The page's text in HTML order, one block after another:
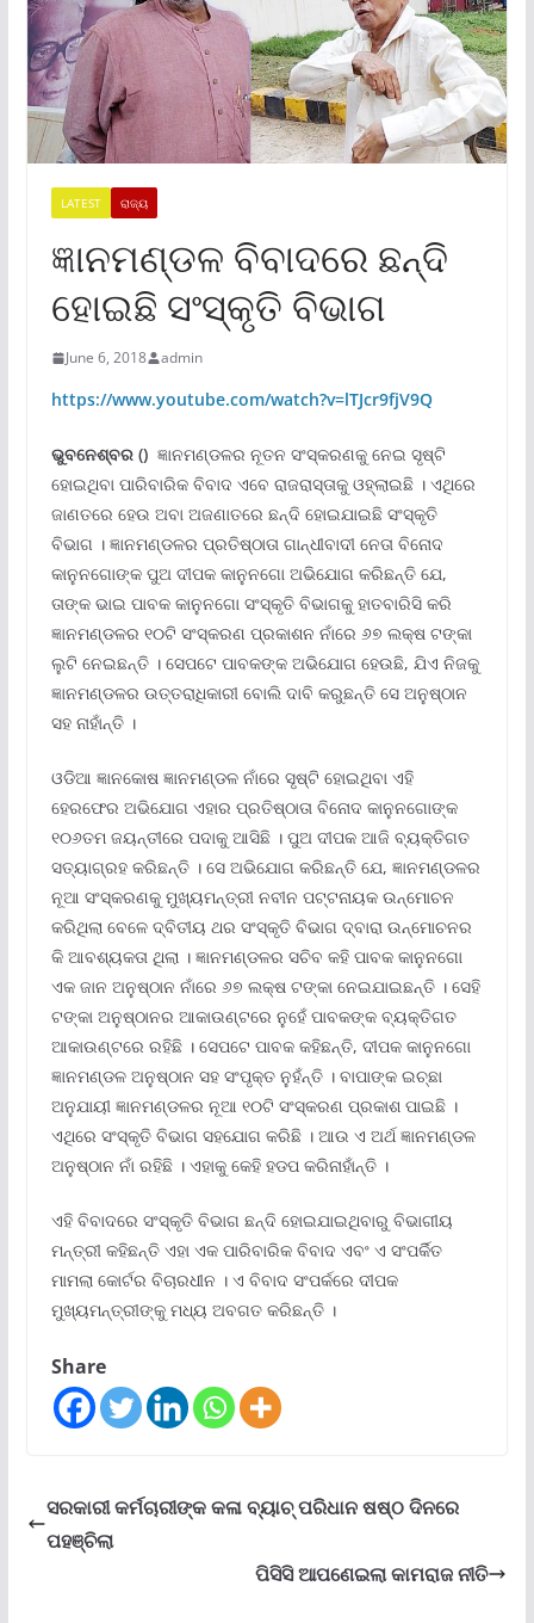
LATEST ରାଜ୍ୟ
ଜ୍ଞାନମଣ୍ଡଳ ବିବାଦରେ ଛନ୍ଦି
ହୋଇଛି ସଂସ୍କୃତି ବିଭାଗ
June 6, 2018 admin
https://www.youtube.com/watch?v=lTJcr9fjV9Q
ଭୁବନେଶ୍ବର () ଜ୍ଞାନମଣ୍ଡଳର ନୂତନ ସଂସ୍କରଣକୁ ନେଇ ସୃଷ୍ଟି
ହୋଇଥିବା ପାରିବାରିକ ବିବାଦ ଏବେ ରାଜରାସ୍ତାକୁ ଓହ୍ଲାଇଛି । ଏଥିରେ
ଜାଣତରେ ହେଉ ଅବା ଅଜଣାତରେ ଛନ୍ଦି ହୋଇଯାଇଛି ସଂସ୍କୃତି
ବିଭାଗ । ଜ୍ଞାନମଣ୍ଡଳର ପ୍ରତିଷ୍ଠାତା ଗାନ୍ଧୀବାଦୀ ନେତା ବିନୋଦ
କାନୁନଗୋଙ୍କ ପୁଅ ଦୀପକ କାନୁନଗୋ ଅଭିଯୋଗ କରିଛନ୍ତି ଯେ,
ତାଙ୍କ ଭାଇ ପାବକ କାନୁନଗୋ ସଂସ୍କୃତି ବିଭାଗକୁ ହାତବାରିସି କରି
ଜ୍ଞାନମଣ୍ଡଳର ୧୦ଟି ସଂସ୍କରଣ ପ୍ରକାଶନ ନାଁରେ ୬୭ ଲକ୍ଷ ଟଙ୍କା
ଲୁଟି ନେଇଛନ୍ତି । ସେପଟେ ପାବକଙ୍କ ଅଭିଯୋଗ ହେଉଛି, ଯିଏ ନିଜକୁ
ଜ୍ଞାନମଣ୍ଡଳର ଉତ୍ତରାଧିକାରୀ ବୋଲି ଦାବି କରୁଛନ୍ତି ସେ ଅନୁଷ୍ଠାନ
ସହ ନାହାଁନ୍ତି ।
ଓଡିଆ ଜ୍ଞାନକୋଷ ଜ୍ଞାନମଣ୍ଡଳ ନାଁରେ ସୃଷ୍ଟି ହୋଇଥିବା ଏହି
ହେରଫେର ଅଭିଯୋଗ ଏହାର ପ୍ରତିଷ୍ଠାତା ବିନୋଦ କାନୁନଗୋଙ୍କ
୧୦୬ତମ ଜୟନ୍ତୀରେ ପଦାକୁ ଆସିଛି । ପୁଅ ଦୀପକ ଆଜି ବ୍ୟକ୍ତିଗତ
ସତ୍ୟାଗ୍ରହ କରିଛନ୍ତି । ସେ ଅଭିଯୋଗ କରିଛନ୍ତି ଯେ, ଜ୍ଞାନମଣ୍ଡଳର
ନୂଆ ସଂସ୍କରଣକୁ ମୁଖ୍ୟମନ୍ତ୍ରୀ ନବୀନ ପଟ୍ଟନାୟକ ଉନ୍ମୋଚନ
କରିଥିଲା ବେଳେ ଦ୍ବିତୀୟ ଥର ସଂସ୍କୃତି ବିଭାଗ ଦ୍ବାରା ଉନ୍ମୋଚନର
କି ଆବଶ୍ୟକତା ଥିଲା । ଜ୍ଞାନମଣ୍ଡଳର ସଚିବ କହି ପାବକ କାନୁନଗୋ
ଏକ ଜାନ ଅନୁଷ୍ଠାନ ନାଁରେ ୬୭ ଲକ୍ଷ ଟଙ୍କା ନେଇଯାଇଛନ୍ତି । ସେହି
ଟଙ୍କା ଅନୁଷ୍ଠାନର ଆକାଉଣ୍ଟରେ ନୁହେଁ ପାବକଙ୍କ ବ୍ୟକ୍ତିଗତ
ଆକାଉଣ୍ଟରେ ରହିଛି । ସେପଟେ ପାବକ କହିଛନ୍ତି, ଦୀପକ କାନୁନଗୋ
ଜ୍ଞାନମଣ୍ଡଳ ଅନୁଷ୍ଠାନ ସହ ସଂପୃକ୍ତ ନୁହଁନ୍ତି । ବାପାଙ୍କ ଇଚ୍ଛା
ଅନୁଯାୟୀ ଜ୍ଞାନମଣ୍ଡଳର ନୂଆ ୧୦ଟି ସଂସ୍କରଣ ପ୍ରକାଶ ପାଇଛି ।
ଏଥିରେ ସଂସ୍କୃତି ବିଭାଗ ସହଯୋଗ କରିଛି । ଆଉ ଏ ଅର୍ଥ ଜ୍ଞାନମଣ୍ଡଳ
ଅନୁଷ୍ଠାନ ନାଁ ରହିଛି । ଏହାକୁ କେହି ହଡପ କରିନାହାଁନ୍ତି ।
ଏହି ବିବାଦରେ ସଂସ୍କୃତି ବିଭାଗ ଛନ୍ଦି ହୋଇଯାଇଥିବାରୁ ବିଭାଗୀୟ
ମନ୍ତ୍ରୀ କହିଛନ୍ତି ଏହା ଏକ ପାରିବାରିକ ବିବାଦ ଏବଂ ଏ ସଂପର୍କିତ
ମାମଲା କୋର୍ଟର ବିଚାରଧୀନ । ଏ ବିବାଦ ସଂପର୍କରେ ଦୀପକ
ମୁଖ୍ୟମନ୍ତ୍ରୀଙ୍କୁ ମଧ୍ୟ ଅବଗତ କରିଛନ୍ତି ।
Share
ସରକାରୀ କର୍ମଚାରୀଙ୍କ କଳା ବ୍ୟାଚ୍ ପରିଧାନ ଷଷ୍ଠ ଦିନରେ
ପହଞ୍ଚିଲା
ପିସିସି ଆପଣେଇଲା କାମରାଜ ନୀତି